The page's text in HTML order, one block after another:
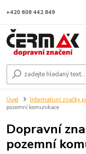
+420 608 442 849
Úvod Informativní značky
pozemní komunikace
Dopravní
pozemní